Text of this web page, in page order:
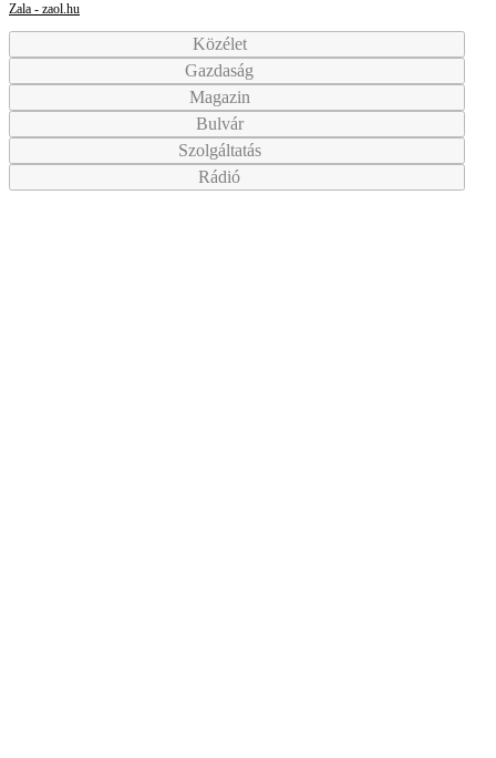
Zala - zaol.hu
Közélet
Gazdaság
Magazin
Bulvár
Szolgáltatás
Rádió